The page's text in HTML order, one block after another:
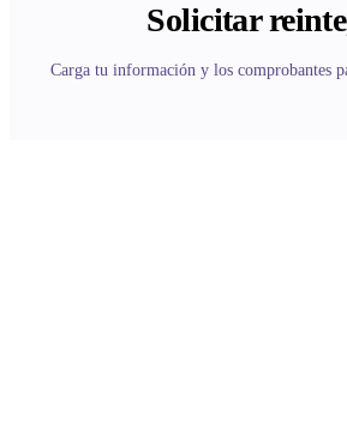
Solicitar
Carga tu información y los comprobantes